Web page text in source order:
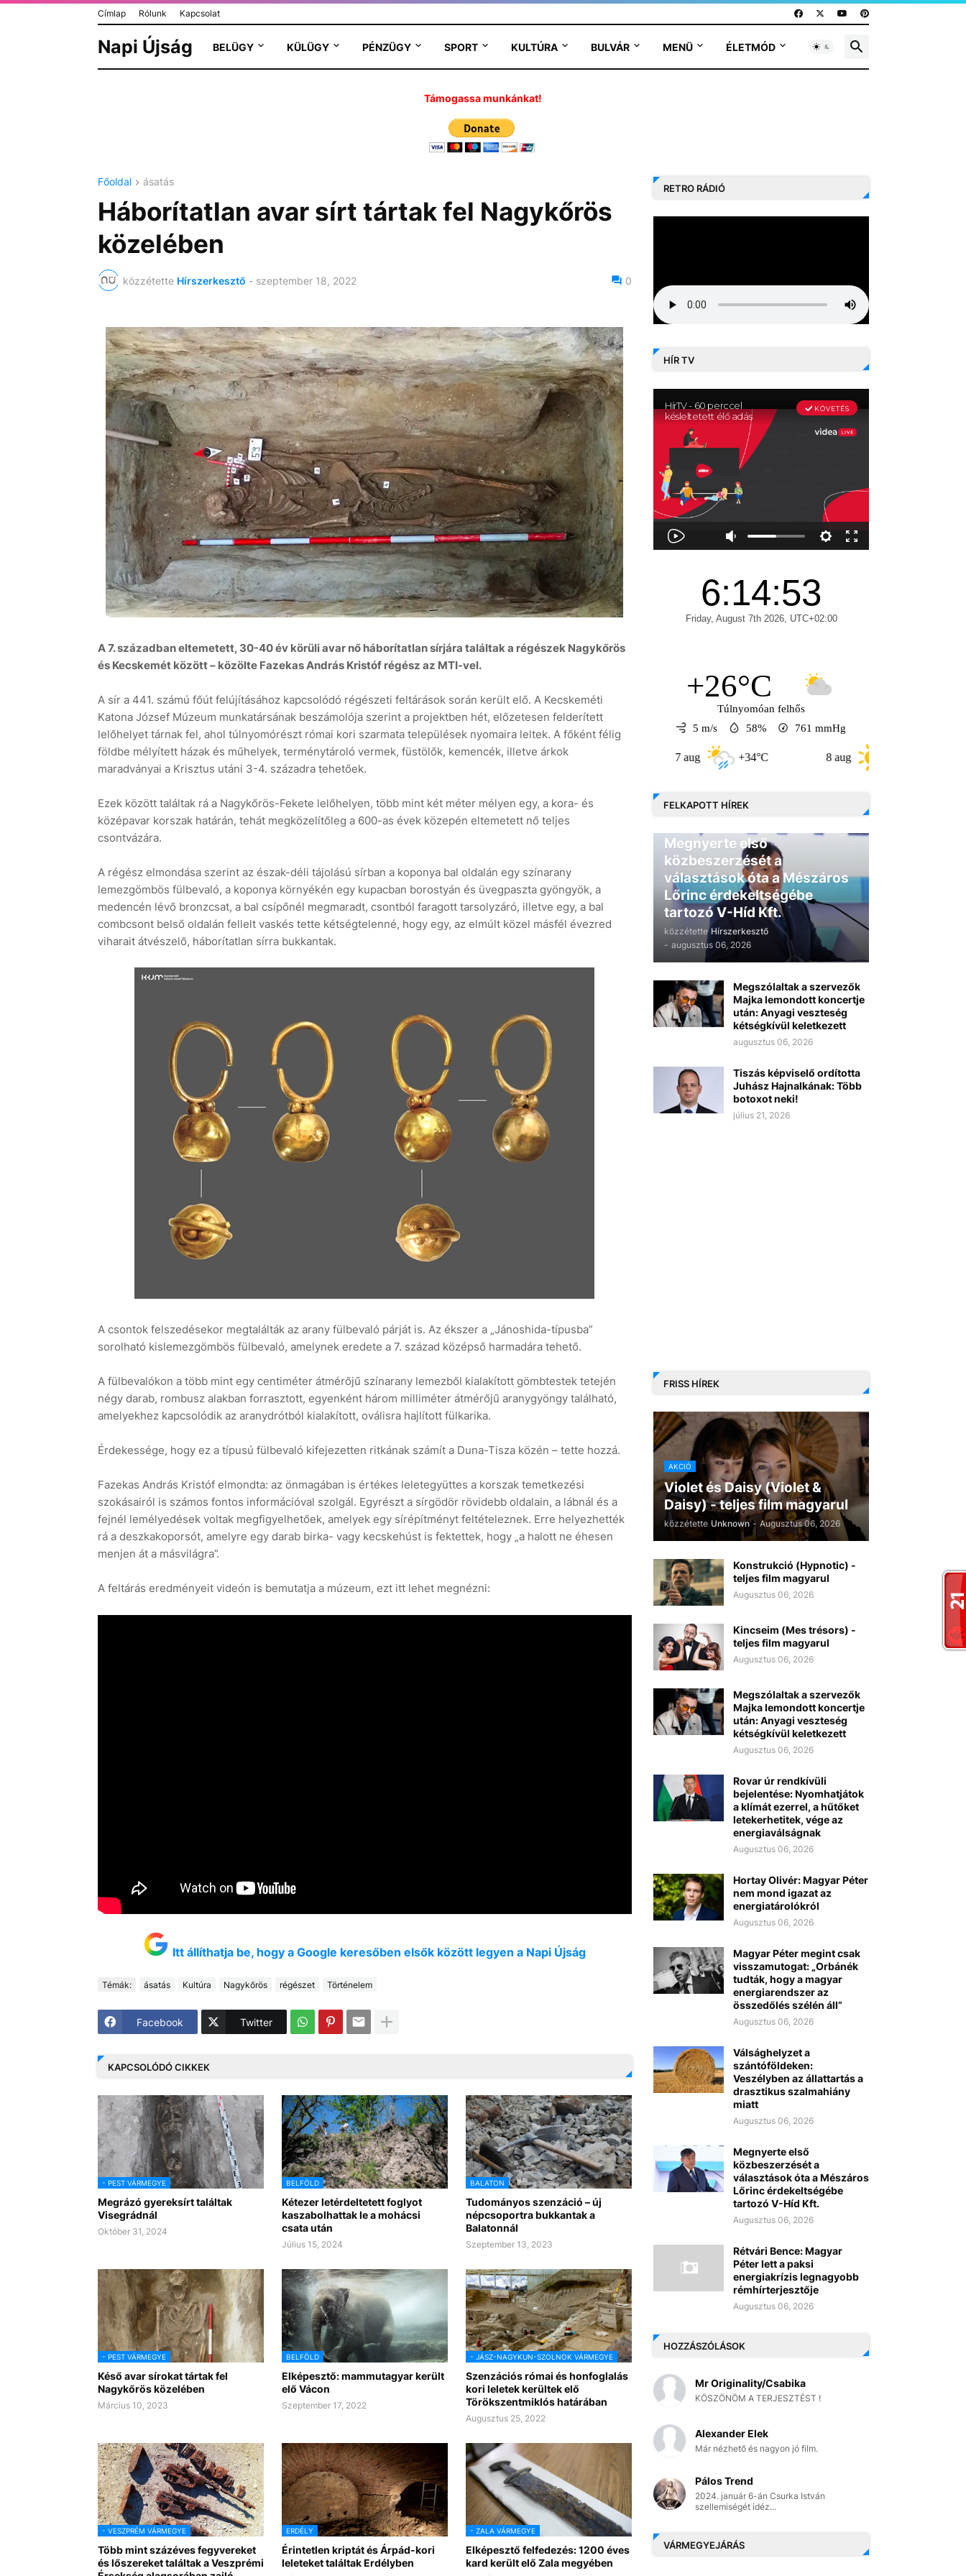
Címlap Rólunk Kapcsolat
Napi Újság BELÜGY KÜLÜGY PÉNZÜGY SPORT KULTÚRA BULVÁR MENÜ ÉLETMÓD
Támogassa munkánkat!
Főoldal ásatás
Háborítatlan avar sírt tártak fel Nagykőrös
közelében
közzétette Hírszerkesztő - szeptember 18, 2022 0
A 7. században eltemetett, 30-40 év körüli avar nő háborítatlan sírjára találtak a régészek Nagykőrös
és Kecskemét között – közölte Fazekas András Kristóf régész az MTI-vel.
A sír a 441. számú főút felújításához kapcsolódó régészeti feltárások során került elő. A Kecskeméti
Katona József Múzeum munkatársának beszámolója szerint a projektben hét, előzetesen felderített
lelőhelyet tárnak fel, ahol túlnyomórészt római kori szarmata települések nyomaira leltek. A főként félig
földbe mélyített házak és műhelyek, terménytároló vermek, füstölők, kemencék, illetve árkok
maradványai a Krisztus utáni 3-4. századra tehetőek.
Ezek között találtak rá a Nagykőrös-Fekete lelőhelyen, több mint két méter mélyen egy, a kora- és
középavar korszak határán, tehát megközelítőleg a 600-as évek közepén eltemetett nő teljes
csontvázára.
A régész elmondása szerint az észak-déli tájolású sírban a koponya bal oldalán egy színarany
lemezgömbös fülbevaló, a koponya környékén egy kupacban borostyán és üvegpaszta gyöngyök, a
medencén lévő bronzcsat, a bal csípőnél megmaradt, csontból faragott tarsolyzáró, illetve egy, a bal
combcsont belső oldalán fellelt vaskés tette kétségtelenné, hogy egy, az elmúlt közel másfél évezred
viharait átvészelő, háborítatlan sírra bukkantak.
A csontok felszedésekor megtalálták az arany fülbevaló párját is. Az ékszer a „Jánoshida-típusba”
sorolható kislemezgömbös fülbevaló, amelynek eredete a 7. század középső harmadára tehető.
A fülbevalókon a több mint egy centiméter átmérőjű színarany lemezből kialakított gömbtestek tetején
négy darab, rombusz alakban forrasztott, egyenként három milliméter átmérőjű aranygyöngy található,
amelyekhez kapcsolódik az aranydrótból kialakított, oválisra hajlított fülkarika.
Érdekessége, hogy ez a típusú fülbevaló kifejezetten ritkának számít a Duna-Tisza közén – tette hozzá.
Fazekas András Kristóf elmondta: az önmagában is értékes leletegyüttes a korszak temetkezési
szokásairól is számos fontos információval szolgál. Egyrészt a sírgödör rövidebb oldalain, a lábnál és a
fejnél lemélyedések voltak megfigyelhetőek, amelyek egy sírépítményt feltételeznek. Erre helyezhették
rá a deszkakoporsót, amelyre egy darab birka- vagy kecskehúst is fektettek, hogy „a halott ne éhesen
menjen át a másvilágra”.
A feltárás eredményeit videón is bemutatja a múzeum, ezt itt lehet megnézni:
Itt állíthatja be, hogy a Google keresőben elsők között legyen a Napi Újság
Témák: ásatás Kultúra Nagykőrös régészet Történelem
Facebook Twitter
KAPCSOLÓDÓ CIKKEK
- PEST VÁRMEGYE
Megrázó gyereksírt találtak
Visegrádnál
Október 31, 2024
BELFÖLD
Kétezer letérdeltetett foglyot
kaszabolhattak le a mohácsi
csata után
Július 15, 2024
BALATON
Tudományos szenzáció – új
népcsoportra bukkantak a
Balatonnál
Szeptember 13, 2023
- PEST VÁRMEGYE
Késő avar sírokat tártak fel
Nagykőrös közelében
Március 10, 2023
BELFÖLD
Elképesztő: mammutagyar került
elő Vácon
Szeptember 17, 2022
- JÁSZ-NAGYKUN-SZOLNOK VÁRMEGYE
Szenzációs római és honfoglalás
kori leletek kerültek elő
Törökszentmiklós határában
Augusztus 25, 2022
- VESZPRÉM VÁRMEGYE
Több mint százéves fegyvereket
és lőszereket találtak a Veszprémi
ERDÉLY
Érintetlen kriptát és Árpád-kori
leleteket találtak Erdélyben
- ZALA VÁRMEGYE
Elképesztő felfedezés: 1200 éves
kard került elő Zala megyében
RETRO RÁDIÓ
HÍR TV
+26°C
Túlnyomóan felhős
5 m/s
58% 761 mmHg
+34°C +31°C
FELKAPOTT HÍREK
Megnyerte első
közbeszerzését a
választások óta a Mészáros
Lőrinc érdekeltségébe
tartozó V-Híd Kft.
közzétette Hírszerkesztő
- augusztus 06, 2026
Megszólaltak a szervezők
Majka lemondott koncertje
után: Anyagi veszteség
kétségkívül keletkezett
augusztus 06, 2026
Tiszás képviselő ordította
Juhász Hajnalkának: Több
botoxot neki!
július 21, 2026
FRISS HÍREK
AKCIÓ
Violet és Daisy (Violet &
Daisy) - teljes film magyarul
közzétette Unknown - Augusztus 06, 2026
Konstrukció (Hypnotic) -
teljes film magyarul
Augusztus 06, 2026
Kincseim (Mes trésors) -
teljes film magyarul
Augusztus 06, 2026
Megszólaltak a szervezők
Majka lemondott koncertje
után: Anyagi veszteség
kétségkívül keletkezett
Augusztus 06, 2026
Rovar úr rendkívüli
bejelentése: Nyomhatjátok
a klímát ezerrel, a hűtőket
letekerhetitek, vége az
energiaválságnak
Augusztus 06, 2026
Hortay Olivér: Magyar Péter
nem mond igazat az
energiatárolókról
Augusztus 06, 2026
Magyar Péter megint csak
visszamutogat: „Orbánék
tudták, hogy a magyar
energiarendszer az
összedőlés szélén áll”
Augusztus 06, 2026
Válsághelyzet a
szántóföldeken:
Veszélyben az állattartás a
drasztikus szalmahiány
miatt
Augusztus 06, 2026
Megnyerte első
közbeszerzését a
választások óta a Mészáros
Lőrinc érdekeltségébe
tartozó V-Híd Kft.
Augusztus 06, 2026
Rétvári Bence: Magyar
Péter lett a paksi
energiakrízis legnagyobb
rémhírterjesztője
Augusztus 06, 2026
HOZZÁSZÓLÁSOK
Mr Originality/Csabika
KÖSZÖNÖM A TERJESZTÉST !
Alexander Elek
Már nézhető és nagyon jó film.
Pálos Trend
2024. január 6-án Csurka István
szellemiségét idéz...
VÁRMEGYEJÁRÁS